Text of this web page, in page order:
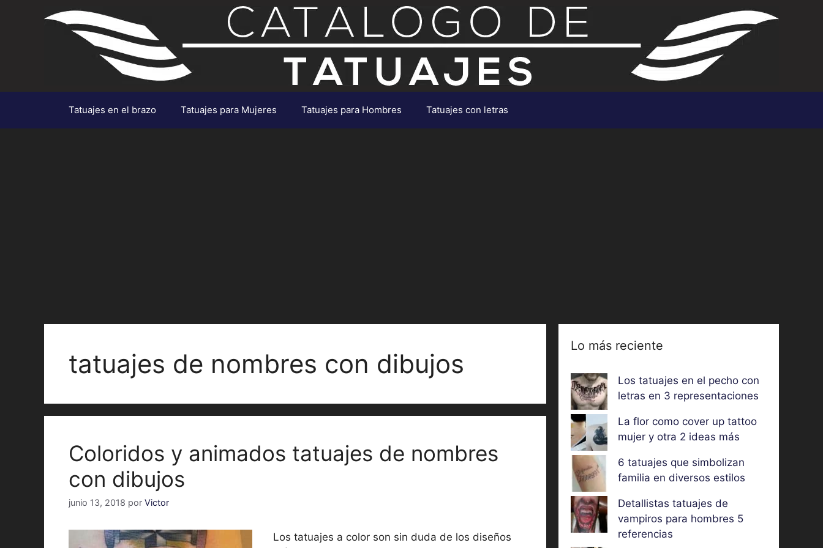
Tatuajes en el brazo Tatuajes para Mujeres Tatuajes para Hombres Tatuajes con letras
tatuajes de nombres con dibujos
Coloridos y animados tatuajes de nombres
con dibujos
junio 13, 2018 por Victor
Los tatuajes a color son sin duda de los diseños
Lo más reciente
Los tatuajes en el pecho con
letras en 3 representaciones
La flor como cover up tattoo
mujer y otra 2 ideas más
6 tatuajes que simbolizan
familia en diversos estilos
Detallistas tatuajes de
vampiros para hombres 5
referencias